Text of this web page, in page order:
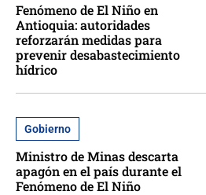
Fenómeno de El Niño en
Antioquia: autoridades
reforzarán medidas para
prevenir desabastecimiento
hídrico
Gobierno
Ministro de Minas descarta
apagón en el país durante el
Fenómeno de El Niño